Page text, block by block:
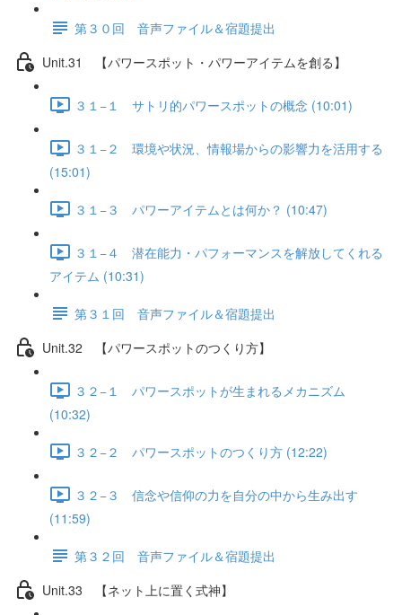
第３０回 音声ファイル＆宿題提出
Unit.31 【パワースポット・パワーアイテムを創る】
３１−１ サトリ的パワースポットの概念 (10:01)
３１−２ 環境や状況、情報場からの影響力を活用する
(15:01)
３１−３ パワーアイテムとは何か？ (10:47)
３１−４ 潜在能力・パフォーマンスを解放してくれる
アイテム (10:31)
第３１回 音声ファイル＆宿題提出
Unit.32 【パワースポットのつくり方】
３２−１ パワースポットが生まれるメカニズム
(10:32)
３２−２ パワースポットのつくり方 (12:22)
３２−３ 信念や信仰の力を自分の中から生み出す
(11:59)
第３２回 音声ファイル＆宿題提出
Unit.33 【ネット上に置く式神】